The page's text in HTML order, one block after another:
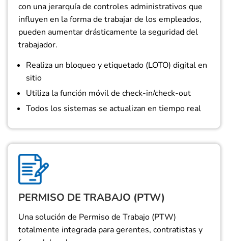
con una jerarquía de controles administrativos que
influyen en la forma de trabajar de los empleados,
pueden aumentar drásticamente la seguridad del
trabajador.
Realiza un bloqueo y etiquetado (LOTO) digital en
sitio
Utiliza la función móvil de check-in/check-out
Todos los sistemas se actualizan en tiempo real
PERMISO DE TRABAJO (PTW)
Una solución de Permiso de Trabajo (PTW)
totalmente integrada para gerentes, contratistas y